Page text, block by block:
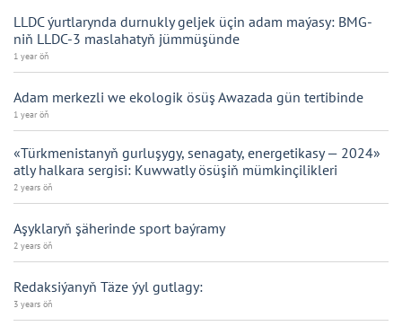
LLDC ýurtlarynda durnukly geljek üçin adam maýasy: BMG-
niň LLDC-3 maslahatyň jümmüşünde
1 year öň
Adam merkezli we ekologik ösüş Awazada gün tertibinde
1 year öň
«Türkmenistanyň gurluşygy, senagaty, energetikasy — 2024»
atly halkara sergisi: Kuwwatly ösüşiň mümkinçilikleri
2 years öň
Aşyklaryň şäherinde sport baýramy
2 years öň
Redaksiýanyň Täze ýyl gutlagy:
3 years öň